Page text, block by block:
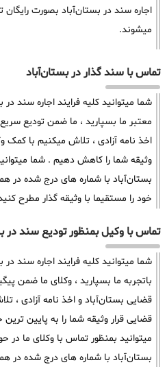
اجاره سند در بستان‌آباد بصورت
میشوند.
تماس با سند گذار در بستان‌آباد
شما میتوانید کلیه فرایند اجاره سند
معتبر ما بسپارید ، ما ضمن تودیع
اخذ نامه آزادی ، تلاش میکنیم با کمک
وثیقه شما را کاهش دهیم . شما
بستان‌آباد با شماره های درج شده در
خود را مستقیما با وثیقه گذار مطرح
تماس با وکیل بمنظور تودیع سند در
شما میتوانید کلیه فرایند اجاره سند
باتجربه ما بسپارید ، وکلای ما ضمن
قضایی بستان‌آباد و اخذ نامه آزادی ،
قضایی قرار وثیقه شما را به پایین
میتوانید بمنظور تماس با وکلای ما در
بستان‌آباد با شماره های درج شده در